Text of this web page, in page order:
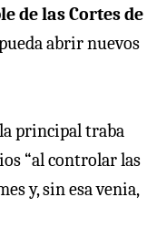
de las Cortes de
abrir nuevos
principal traba
“al controlar las
y, sin esa venia,